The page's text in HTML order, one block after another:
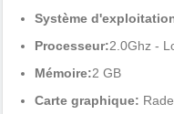
Système
Processeur:2.0Ghz -
Mémoire:2 GB
Carte graphique: